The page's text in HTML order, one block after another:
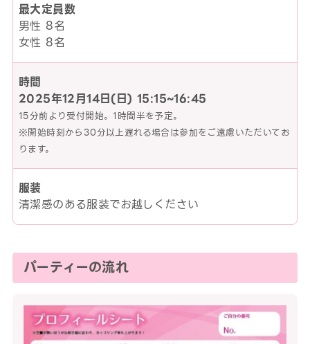
最大定員数
男性 8名
女性 8名
時間
2025年12月14日(日) 15:15~16:45
15分前より受付開始。1時間半を予定。
※開始時刻から30分以上遅れる場合は参加をご遠慮いただいてお
ります。
服装
清潔感のある服装でお越しください
パーティーの流れ